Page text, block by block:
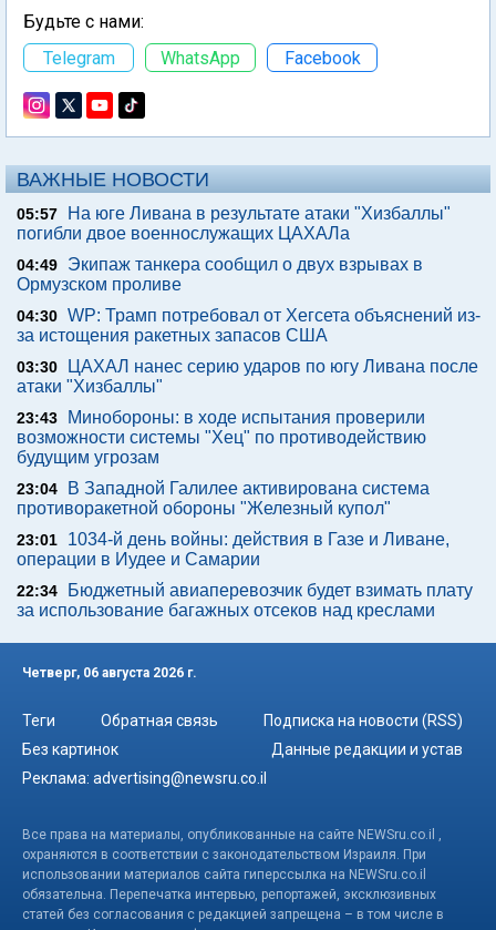
Будьте с нами:
Telegram
WhatsApp Facebook
ВАЖНЫЕ НОВОСТИ
05:57
На юге Ливана в результате атаки "Хизбаллы"
погибли двое военнослужащих ЦАХАЛа
04:49
Экипаж танкера сообщил о двух взрывах в
Ормузском проливе
04:30 WP: Трамп потребовал от Хегсета объяснений из-
за истощения ракетных запасов США
03:30
ЦАХАЛ нанес серию ударов по югу Ливана после
атаки "Хизбаллы"
23:43
Минобороны: в ходе испытания проверили
возможности системы "Хец" по противодействию
будущим угрозам
23:04
В Западной Галилее активирована система
противоракетной обороны "Железный купол"
23:01
1034-й день войны: действия в Газе и Ливане,
операции в Иудее и Самарии
22:34
Бюджетный авиаперевозчик будет взимать плату
за использование багажных отсеков над креслами
Четверг, 06 августа 2026 г.
Теги Обратная связь
Подписка на новости (RSS)
Без картинок
Данные редакции и устав
Реклама: advertising@newsru.co.il
Все права на материалы, опубликованные на сайте NEWSru.co.il ,
охраняются в соответствии с законодательством Израиля. При
использовании материалов сайта гиперссылка на NEWSru.co.il
обязательна. Перепечатка интервью, репортажей, эксклюзивных
статей без согласования с редакцией запрещена – в том числе в